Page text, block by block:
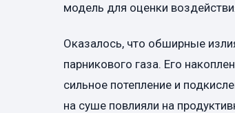
модель для оценки
Оказалось, что обширные
парникового газа. Его
сильное потепление и
на суше повлияли на